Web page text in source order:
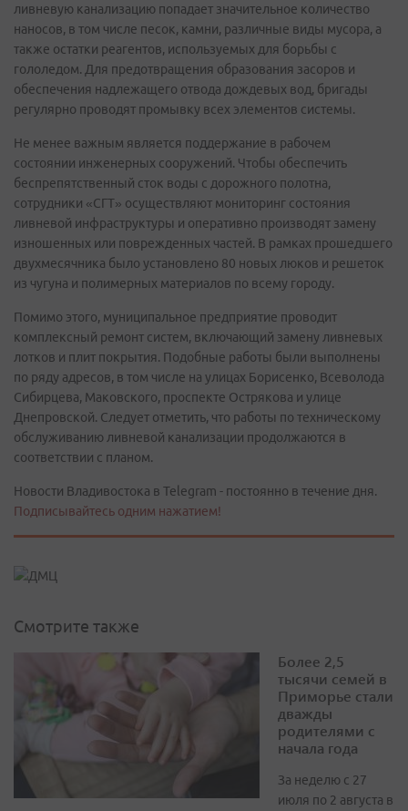
ливневую канализацию попадает значительное количество
наносов, в том числе песок, камни, различные виды мусора, а
также остатки реагентов, используемых для борьбы с
гололедом. Для предотвращения образования засоров и
обеспечения надлежащего отвода дождевых вод, бригады
регулярно проводят промывку всех элементов системы.
Не менее важным является поддержание в рабочем
состоянии инженерных сооружений. Чтобы обеспечить
беспрепятственный сток воды с дорожного полотна,
сотрудники «СГТ» осуществляют мониторинг состояния
ливневой инфраструктуры и оперативно производят замену
изношенных или поврежденных частей. В рамках прошедшего
двухмесячника было установлено 80 новых люков и решеток
из чугуна и полимерных материалов по всему городу.
Помимо этого, муниципальное предприятие проводит
комплексный ремонт систем, включающий замену ливневых
лотков и плит покрытия. Подобные работы были выполнены
по ряду адресов, в том числе на улицах Борисенко, Всеволода
Сибирцева, Маковского, проспекте Острякова и улице
Днепровской. Следует отметить, что работы по техническому
обслуживанию ливневой канализации продолжаются в
соответствии с планом.
Новости Владивостока в Telegram - постоянно в течение дня.
Подписывайтесь одним нажатием!
Смотрите также
Более 2,5
тысячи семей в
Приморье стали
дважды
родителями с
начала года
За неделю с 27
июля по 2 августа в